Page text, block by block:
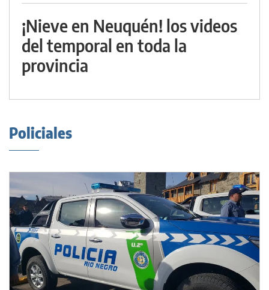
¡Nieve en Neuquén! los videos
del temporal en toda la
provincia
Policiales